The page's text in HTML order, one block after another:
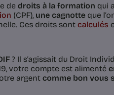
de droits à la formation qui
(CPF), une cagnotte que
Ces droits sont calculés
? Il s’agissait du Droit
votre compte est alimenté
argent comme bon vous